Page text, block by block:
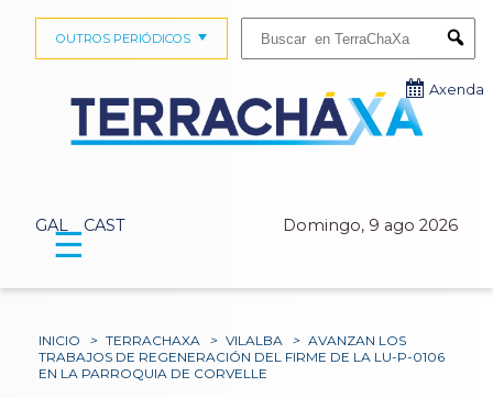
GAL CAST Domingo, 9 ago 2026
OUTROS PERIÓDICOS
Axenda
☰
INICIO > TERRACHAXA > VILALBA > AVANZAN LOS
TRABAJOS DE REGENERACIÓN DEL FIRME DE LA LU-P-0106
EN LA PARROQUIA DE CORVELLE